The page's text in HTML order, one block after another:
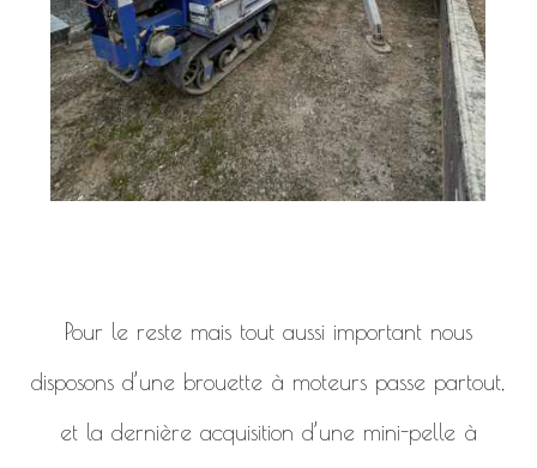
Pour le reste mais tout aussi important nous
disposons d’une brouette à moteurs passe partout,
et la dernière acquisition d’une mini-pelle à